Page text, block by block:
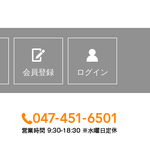
会員登録 ログイン